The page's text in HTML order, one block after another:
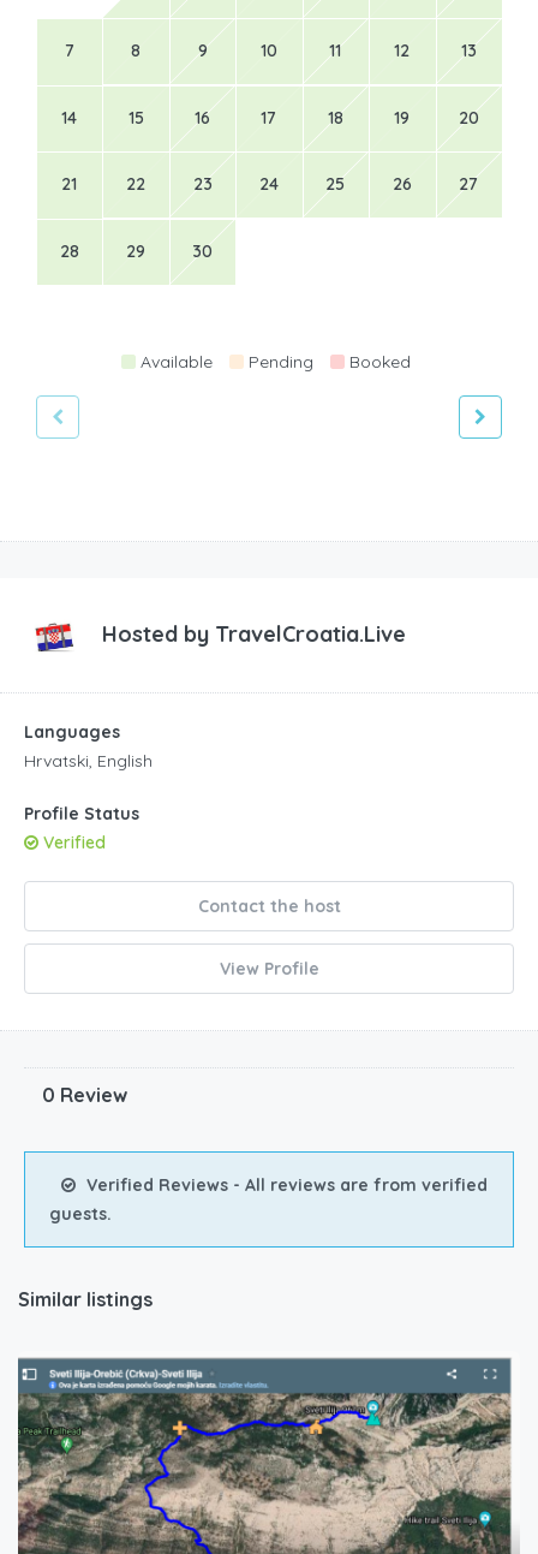
7 8 9 10 11 12 13
14 15 16 17 18 19 20
21 22 23 24 25 26 27
28 29 30
Available Pending Booked
Hosted by TravelCroatia.Live
Languages
Hrvatski, English
Profile Status
Verified
Contact the host
View Profile
0 Review
Verified Reviews - All reviews are from verified
guests.
Similar listings